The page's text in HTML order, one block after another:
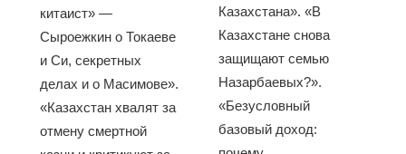
китаист» —
Сыроежкин о Токаеве
и Си, секретных
делах и о Масимове».
«Казахстан хвалят за
отмену смертной
Казахстана». «В
Казахстане снова
защищают семью
Назарбаевых?».
«Безусловный
базовый доход: